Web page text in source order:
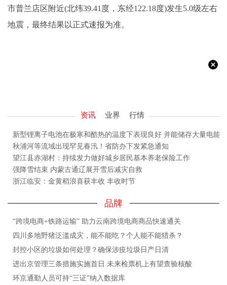
市普兰店区附近(北纬39.41度，东经122.18度)发生5.0级左右
地震，最终结果以正式速报为准。
资讯 业界 行情
新型锂离子电池在极寒和酷热的温度下表现良好 并能储存大量电能
秋浦河等流域出现罕见春汛！省防办下发紧急通知
望江县赤湖村：持续发力做好城乡居民基本养老保险工作
强降雪结束 内蒙古通辽展开雪后减灾自救
浙江临安：金黄稻浪喜获丰收 丰收时节
品牌
“跨境电商+铁路运输” 助力云南跨境电商商品快速通关
四川多地野猪泛滥成灾，能不能吃？个人能不能猎杀？
封控小区的垃圾如何处理？确保涉疫垃圾日产日清
进出京管理三条措施实施首日 未来检票机上有望查验核酸
环京通勤人员可持“三证”纳入数据库